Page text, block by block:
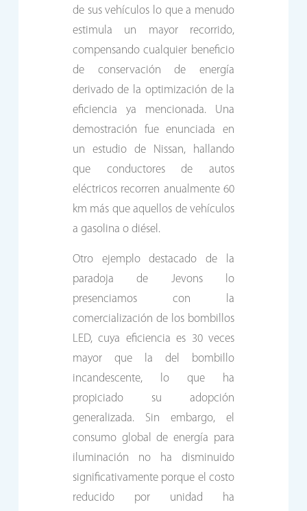
de sus vehículos lo que a menudo
estimula un mayor recorrido,
compensando cualquier beneficio
de conservación de energía
derivado de la optimización de la
eficiencia ya mencionada. Una
demostración fue enunciada en
un estudio de Nissan, hallando
que conductores de autos
eléctricos recorren anualmente 60
km más que aquellos de vehículos
a gasolina o diésel.
Otro ejemplo destacado de la
paradoja de Jevons lo
presenciamos con la
comercialización de los bombillos
LED, cuya eficiencia es 30 veces
mayor que la del bombillo
incandescente, lo que ha
propiciado su adopción
generalizada. Sin embargo, el
consumo global de energía para
iluminación no ha disminuido
significativamente porque el costo
reducido por unidad ha